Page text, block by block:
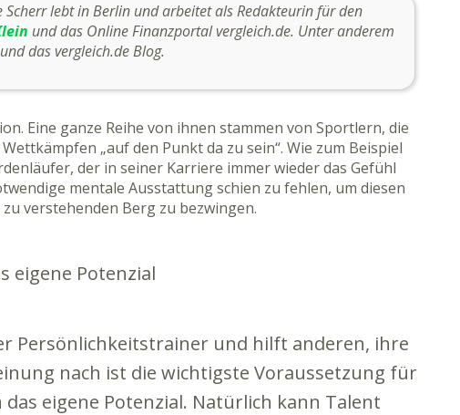
lebt in Berlin und arbeitet als Redakteurin für den
und das Online Finanzportal vergleich.de. Unter anderem
das vergleich.de Blog.
Eine ganze Reihe von ihnen stammen von Sportlern, die
„auf den Punkt da zu sein“. Wie zum Beispiel
der in seiner Karriere immer wieder das Gefühl
mentale Ausstattung schien zu fehlen, um diesen
verstehenden Berg zu bezwingen.
eigene Potenzial
Persönlichkeitstrainer und hilft anderen, ihre
nach ist die wichtigste Voraussetzung für
eigene Potenzial. Natürlich kann Talent